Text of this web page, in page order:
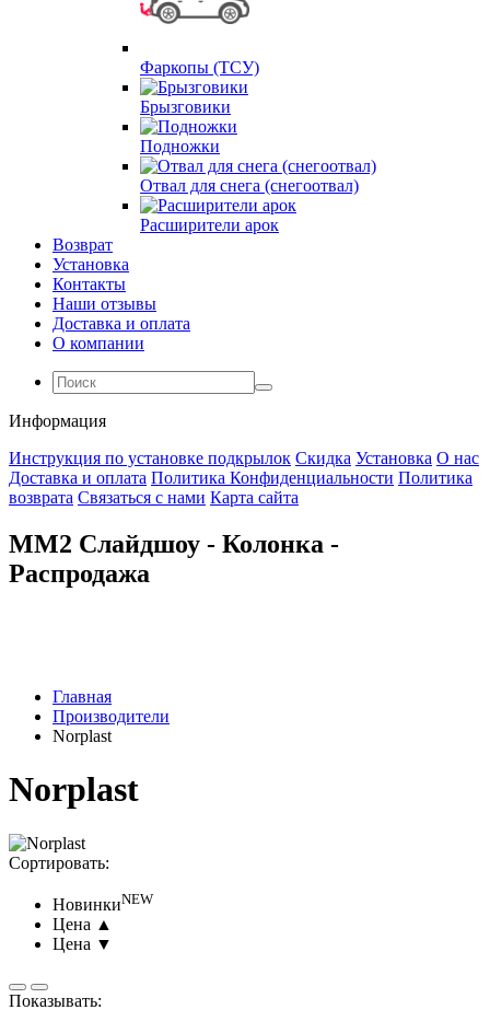
Фаркопы (ТСУ)
Брызговики
Подножки
Отвал для снега (снегоотвал)
Расширители арок
Возврат
Установка
Контакты
Наши отзывы
Доставка и оплата
О компании
Информация
Инструкция по установке подкрылок Скидка Установка О нас
Доставка и оплата Политика Конфиденциальности Политика
возврата Связаться с нами Карта сайта
MM2 Слайдшоу - Колонка -
Распродажа
Главная
Производители
Norplast
Norplast
Сортировать:
НовинкиNEW
Цена ▲
Цена ▼
Показывать: